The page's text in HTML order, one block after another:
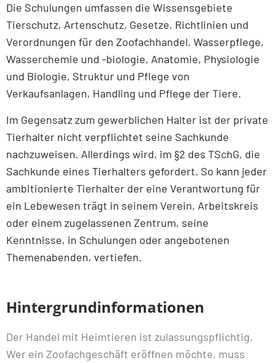
Die Schulungen umfassen die Wissensgebiete
Tierschutz, Artenschutz, Gesetze, Richtlinien und
Verordnungen für den Zoofachhandel, Wasserpflege,
Wasserchemie und -biologie, Anatomie, Physiologie
und Biologie, Struktur und Pflege von
Verkaufsanlagen, Handling und Pflege der Tiere.
Im Gegensatz zum gewerblichen Halter ist der private
Tierhalter nicht verpflichtet seine Sachkunde
nachzuweisen. Allerdings wird, im §2 des TSchG, die
Sachkunde eines Tierhalters gefordert. So kann jeder
ambitionierte Tierhalter der eine Verantwortung für
ein Lebewesen trägt in seinem Verein, Arbeitskreis
oder einem zugelassenen Zentrum, seine
Kenntnisse, in Schulungen oder angebotenen
Themenabenden, vertiefen.
Hintergrundinformationen
Der Handel mit Heimtieren ist zulassungspflichtig.
Wer ein Zoofachgeschäft eröffnen möchte, muss